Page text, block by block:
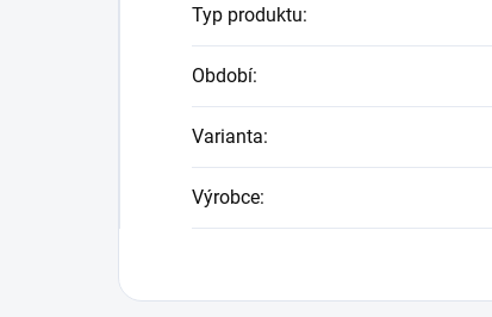
Typ produktu:
Období:
Varianta:
Výrobce: